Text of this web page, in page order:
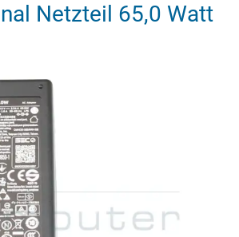
Netzteil 65,0 Watt